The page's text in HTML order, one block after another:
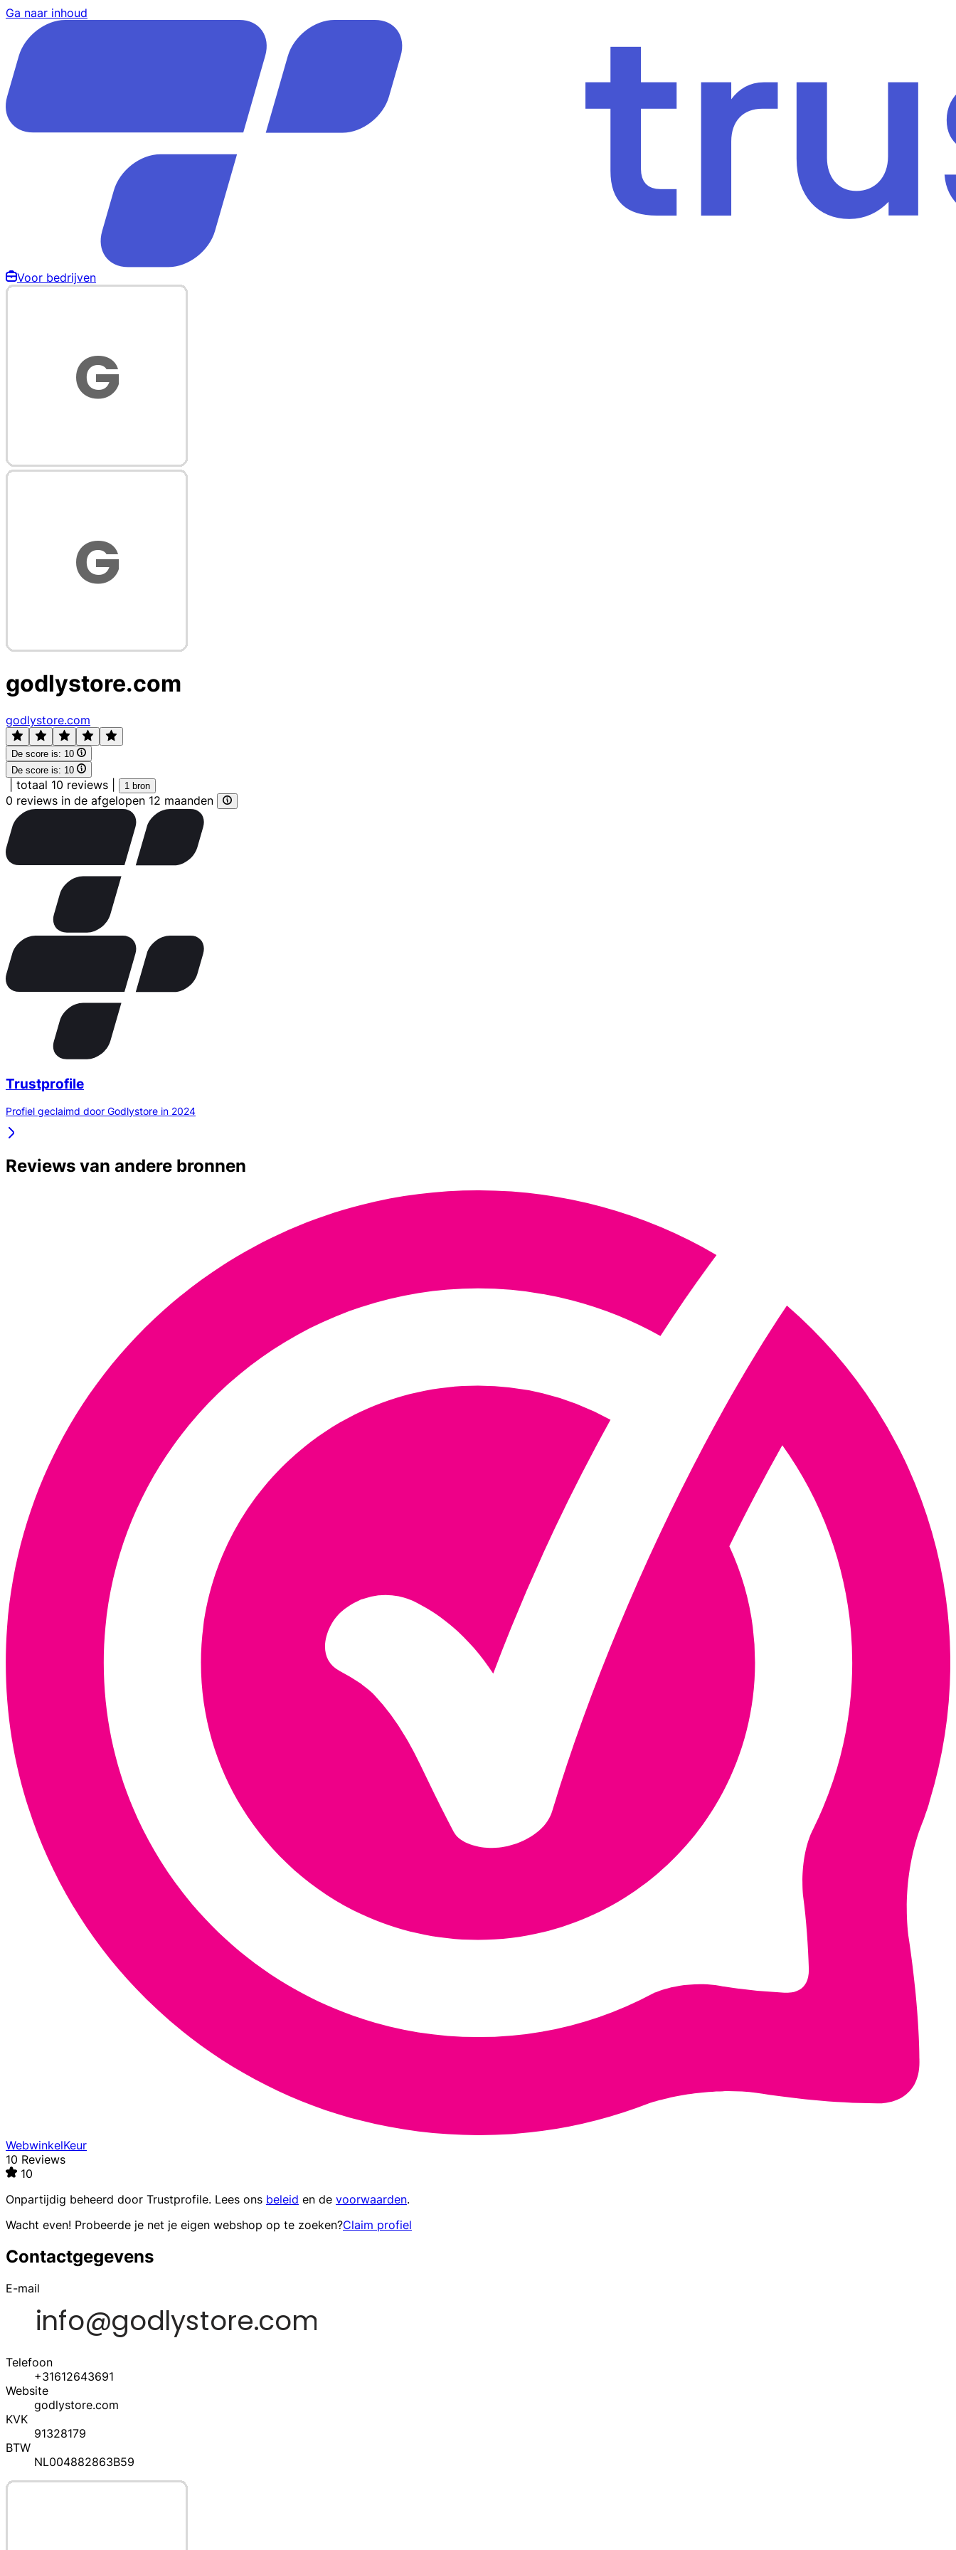
Ga naar inhoud
Voor bedrijven
godlystore.com
godlystore.com
De score is: 10
De score is: 10
totaal 10 reviews 1 bron
0 reviews in de afgelopen 12 maanden
Trustprofile
Profiel geclaimd door Godlystore in 2024
Reviews van andere bronnen
WebwinkelKeur
10 Reviews
10
Onpartijdig beheerd door Trustprofile. Lees ons beleid en de voorwaarden.
Wacht even! Probeerde je net je eigen webshop op te zoeken?Claim profiel
Contactgegevens
E-mail
Telefoon
+31612643691
Website
godlystore.com
KVK
91328179
BTW
NL004882863B59